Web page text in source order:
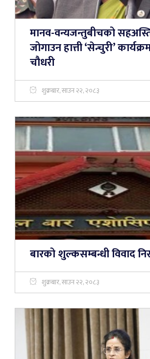
मानव-वन्यजन्तुबीचको
जोगाउन हात्ती ‘सेन्चुरी’
चौधरी
शुक्रबार, साउन २२, २०८३
बारको शुल्कसम्बन्धी विवाद
शुक्रबार, साउन २२, २०८३